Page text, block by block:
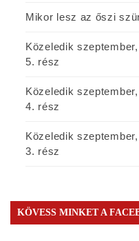
Mikor lesz az őszi
Közeledik
5. rész
Közeledik
4. rész
Közeledik
3. rész
KÖVESS MINKET A